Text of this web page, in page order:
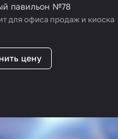
павильон №78
для офиса продаж и киоска
цену